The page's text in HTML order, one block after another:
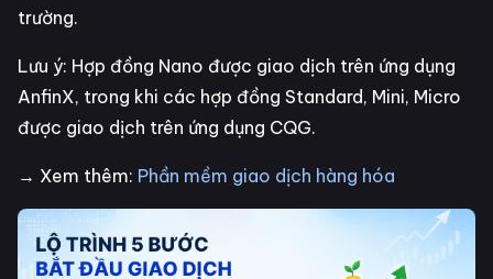
trường.
Lưu ý: Hợp đồng Nano được giao dịch trên ứng dụng
AnfinX, trong khi các hợp đồng Standard, Mini, Micro
được giao dịch trên ứng dụng CQG.
→ Xem thêm: Phần mềm giao dịch hàng hóa